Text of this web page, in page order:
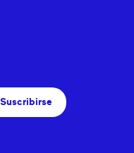
Suscribirse